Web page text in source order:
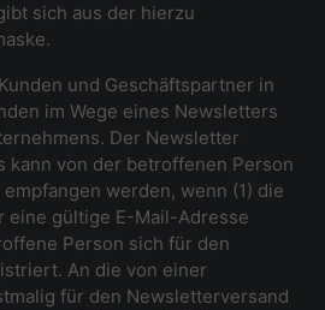
sich aus der hierzu
und Geschäftspartner in
im Wege eines Newsletters
Der Newsletter
kann von der betroffenen Person
werden, wenn (1) die
eine gültige E-Mail-Adresse
Person sich für den
An die von einer
für den Newsletterversand